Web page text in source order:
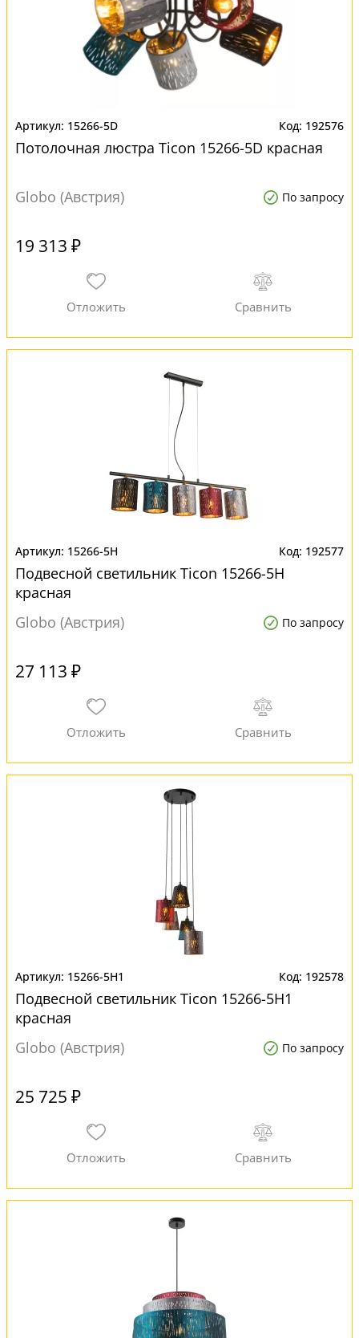
15266-5D 192576
Потолочная люстра Ticon 15266-5D красная
Globo (Австрия) По запросу
19 313 ₽
15266-5H 192577
Подвесной светильник Ticon 15266-5H
красная
Globo (Австрия)
По запросу
27 113 ₽
15266-5H1 192578
Подвесной светильник Ticon 15266-5H1
красная
Globo (Австрия)
По запросу
25 725 ₽